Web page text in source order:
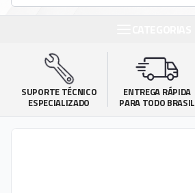
SUPORTE TÉCNICO
ESPECIALIZADO
ENTREGA RÁPIDA
PARA TODO BRASIL